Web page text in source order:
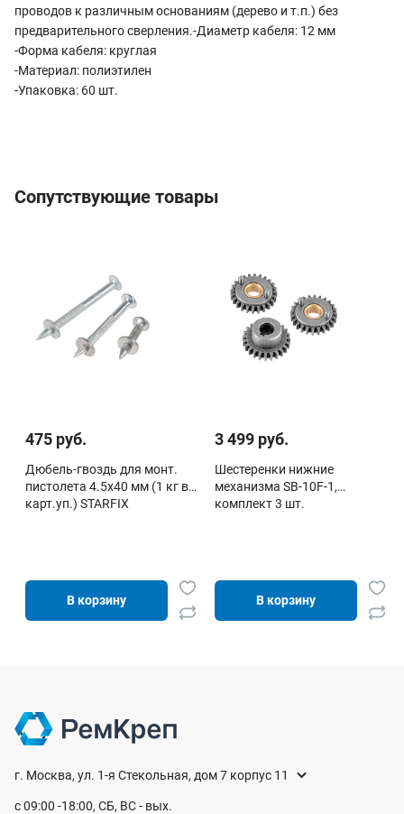
проводов к различным основаниям (дерево и т.п.) без
предварительного сверления.-Диаметр кабеля: 12 мм
-Форма кабеля: круглая
-Материал: полиэтилен
-Упаковка: 60 шт.
Сопутствующие товары
475 руб.
Дюбель-гвоздь для монт.
пистолета 4.5х40 мм (1 кг в
карт.уп.) STARFIX
В корзину
3 499 руб.
Шестеренки нижние
механизма SB-10F-1,
комплект 3 шт.
В корзину
г. Москва, ул. 1-я Стекольная, дом 7 корпус 11
с 09:00 -18:00, СБ, ВС - вых.